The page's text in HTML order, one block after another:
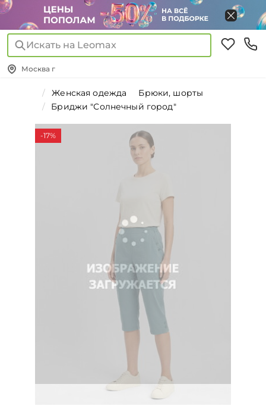
Искать на Leomax
Москва г
Женская одежда
Брюки, шорты
Бриджи "Солнечный город"
-17%